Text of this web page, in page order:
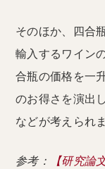
そのほか、四合
輸入するワイン
合瓶の価格を一
のお得さを演出
などが考えられま
参考：
【研究論